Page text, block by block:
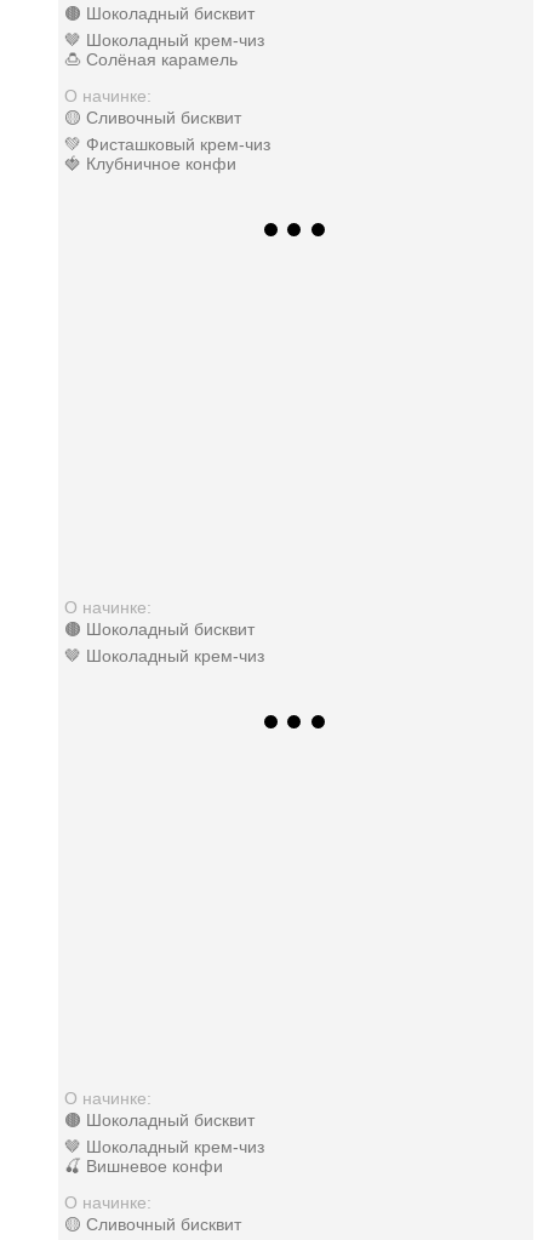
🟤 Шоколадный бисквит
🤎 Шоколадный крем-чиз
🍮 Солёная карамель
О начинке:
🟡 Сливочный бисквит
💚 Фисташковый крем-чиз
🍓 Клубничное конфи
О начинке:
🟤 Шоколадный бисквит
🤎 Шоколадный крем-чиз
О начинке:
🟤 Шоколадный бисквит
🤎 Шоколадный крем-чиз
🍒 Вишневое конфи
О начинке:
🟡 Сливочный бисквит